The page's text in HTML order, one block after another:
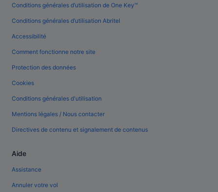
Conditions générales d’utilisation de One Key™
Conditions générales d’utilisation Abritel
Accessibilité
Comment fonctionne notre site
Protection des données
Cookies
Conditions générales d'utilisation
Mentions légales / Nous contacter
Directives de contenu et signalement de contenus
Aide
Assistance
Annuler votre vol